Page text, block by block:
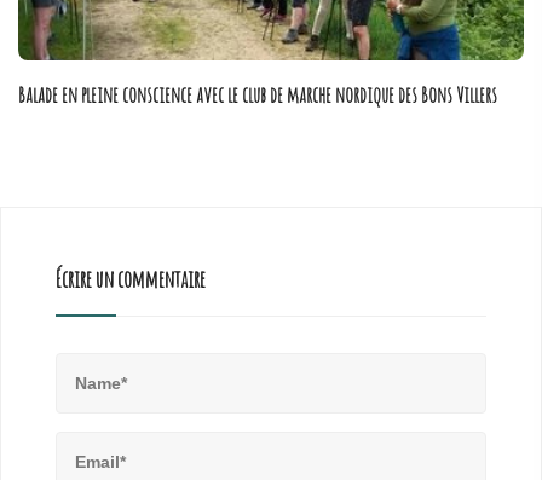
Balade en pleine conscience avec le club de marche nordique des Bons Villers
Écrire un commentaire